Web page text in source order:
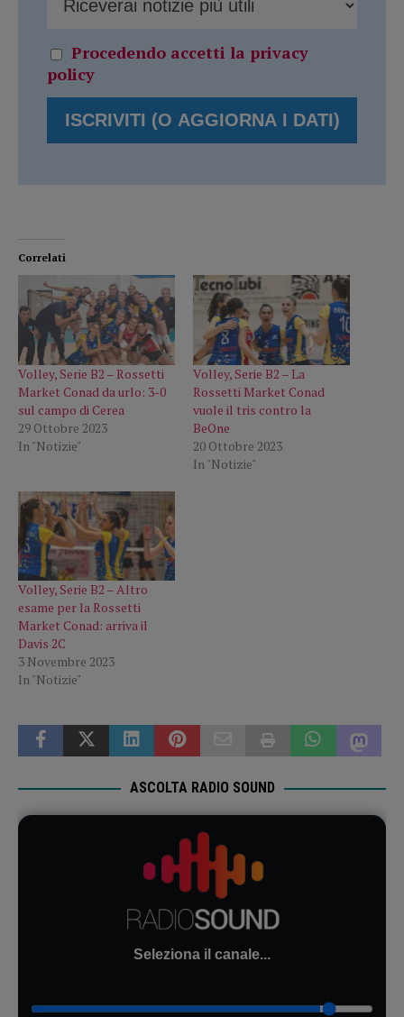
Procedendo accetti la privacy
policy
Correlati
Volley, Serie B2 – Rossetti
Market Conad da urlo: 3-0
sul campo di Cerea
29 Ottobre 2023
In "Notizie"
Volley, Serie B2 – La
Rossetti Market Conad
vuole il tris contro la
BeOne
20 Ottobre 2023
In "Notizie"
Volley, Serie B2 – Altro
esame per la Rossetti
Market Conad: arriva il
Davis 2C
3 Novembre 2023
In "Notizie"
ASCOLTA RADIO SOUND
Seleziona il canale...